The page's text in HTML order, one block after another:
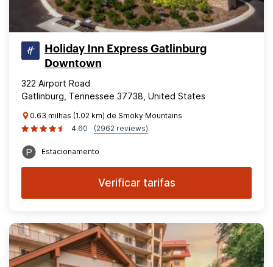
Holiday Inn Express Gatlinburg
Downtown
322 Airport Road
Gatlinburg, Tennessee 37738, United States
0.63 milhas (1.02 km) de Smoky Mountains
4.60
(2962 reviews)
Estacionamento
Verificar tarifas